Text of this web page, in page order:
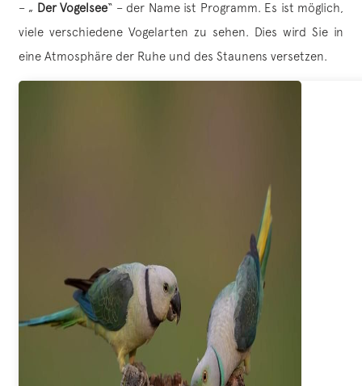
– „ Der Vogelsee“ – der Name ist Programm. Es ist möglich,
viele verschiedene Vogelarten zu sehen. Dies wird Sie in
eine Atmosphäre der Ruhe und des Staunens versetzen.